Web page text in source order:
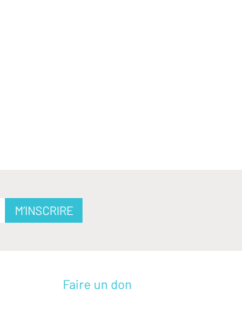
Faire un don